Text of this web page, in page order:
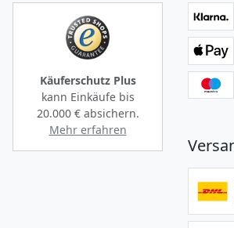
Käuferschutz Plus
kann Einkäufe bis
20.000 €absichern.
Mehr erfahren